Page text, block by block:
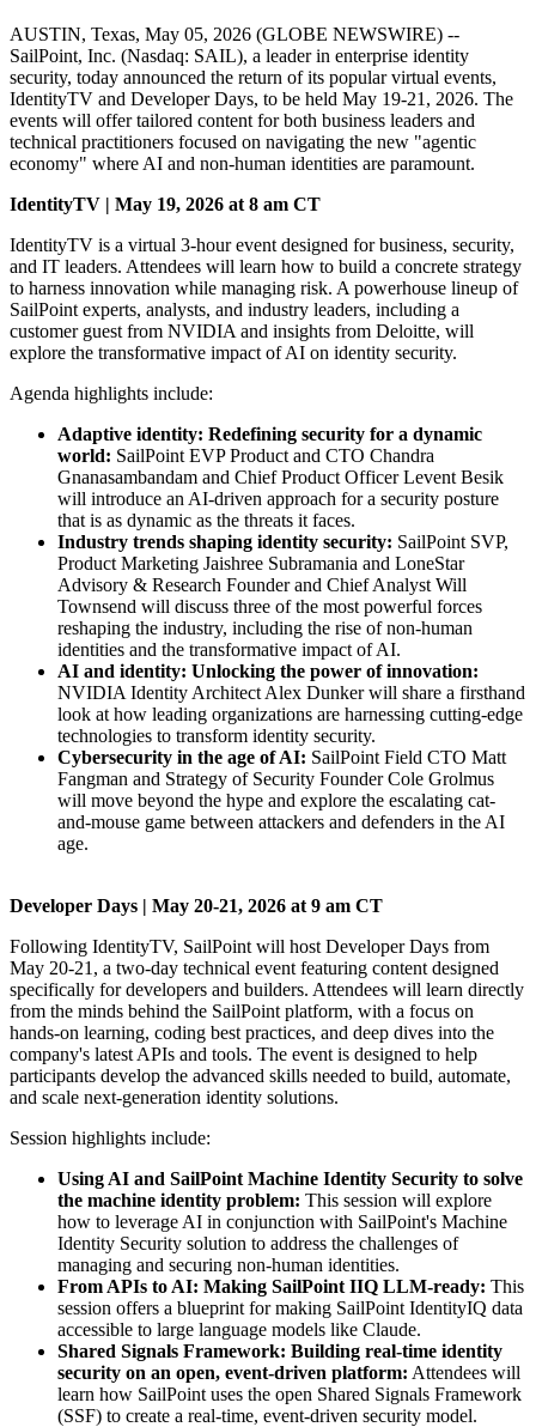
AUSTIN, Texas, May 05, 2026 (GLOBE NEWSWIRE) --
SailPoint, Inc. (Nasdaq: SAIL), a leader in enterprise identity
security, today announced the return of its popular virtual events,
IdentityTV and Developer Days, to be held May 19-21, 2026. The
events will offer tailored content for both business leaders and
technical practitioners focused on navigating the new "agentic
economy" where AI and non-human identities are paramount.
IdentityTV | May 19, 2026 at 8 am CT
IdentityTV is a virtual 3-hour event designed for business, security,
and IT leaders. Attendees will learn how to build a concrete strategy
to harness innovation while managing risk. A powerhouse lineup of
SailPoint experts, analysts, and industry leaders, including a
customer guest from NVIDIA and insights from Deloitte, will
explore the transformative impact of AI on identity security.
Agenda highlights include:
Adaptive identity: Redefining security for a dynamic
world: SailPoint EVP Product and CTO Chandra
Gnanasambandam and Chief Product Officer Levent Besik
will introduce an AI-driven approach for a security posture
that is as dynamic as the threats it faces.
Industry trends shaping identity security: SailPoint SVP,
Product Marketing Jaishree Subramania and LoneStar
Advisory & Research Founder and Chief Analyst Will
Townsend will discuss three of the most powerful forces
reshaping the industry, including the rise of non-human
identities and the transformative impact of AI.
AI and identity: Unlocking the power of innovation:
NVIDIA Identity Architect Alex Dunker will share a firsthand
look at how leading organizations are harnessing cutting-edge
technologies to transform identity security.
Cybersecurity in the age of AI: SailPoint Field CTO Matt
Fangman and Strategy of Security Founder Cole Grolmus
will move beyond the hype and explore the escalating cat-
and-mouse game between attackers and defenders in the AI
age.
Developer Days | May 20-21, 2026 at 9 am CT
Following IdentityTV, SailPoint will host Developer Days from
May 20-21, a two-day technical event featuring content designed
specifically for developers and builders. Attendees will learn directly
from the minds behind the SailPoint platform, with a focus on
hands-on learning, coding best practices, and deep dives into the
company's latest APIs and tools. The event is designed to help
participants develop the advanced skills needed to build, automate,
and scale next-generation identity solutions.
Session highlights include:
Using AI and SailPoint Machine Identity Security to solve
the machine identity problem: This session will explore
how to leverage AI in conjunction with SailPoint's Machine
Identity Security solution to address the challenges of
managing and securing non-human identities.
From APIs to AI: Making SailPoint IIQ LLM-ready: This
session offers a blueprint for making SailPoint IdentityIQ data
accessible to large language models like Claude.
Shared Signals Framework: Building real-time identity
security on an open, event-driven platform: Attendees will
learn how SailPoint uses the open Shared Signals Framework
(SSF) to create a real-time, event-driven security model.